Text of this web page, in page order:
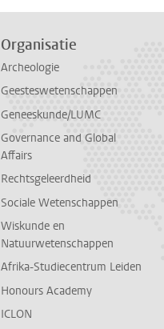
Organisatie
Archeologie
Geesteswetenschappen
Geneeskunde/LUMC
Governance and Global
Affairs
Rechtsgeleerdheid
Sociale Wetenschappen
Wiskunde en
Natuurwetenschappen
Afrika-Studiecentrum Leiden
Honours Academy
ICLON